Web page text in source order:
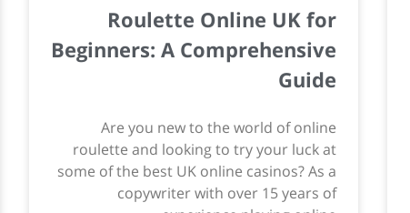
Roulette Online UK for
Beginners: A Comprehensive
Guide
Are you new to the world of online
roulette and looking to try your luck at
some of the best UK online casinos? As a
copywriter with over 15 years of